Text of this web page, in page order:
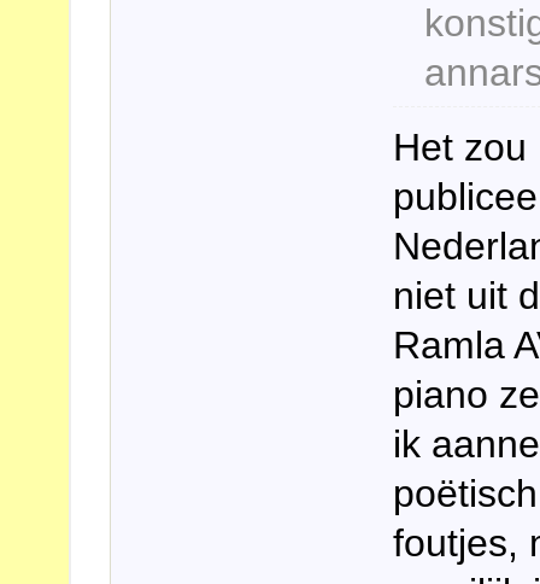
Het zou
niet uit
Ramla
piano
ik
foutjes,